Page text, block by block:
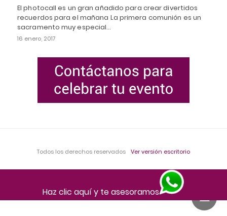
El photocall es un gran añadido para crear divertidos
recuerdos para el mañana La primera comunión es un
sacramento muy especial…
16 enero, 2017
Todos los derechos reservados Ver versión escritorio
Haz clic aquí y te asesoramos